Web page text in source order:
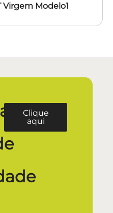
Virgem Modelo1
Clique
aqui